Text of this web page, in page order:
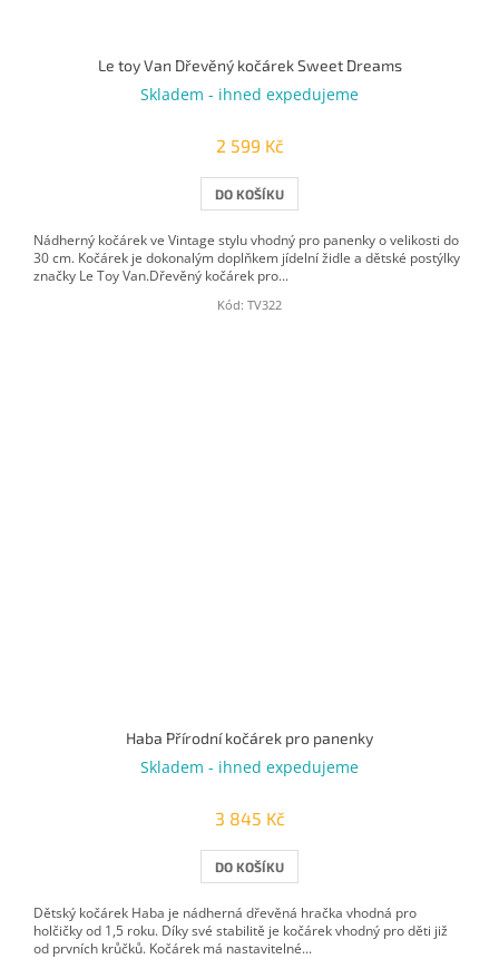
Le toy Van Dřevěný kočárek Sweet Dreams
Skladem - ihned expedujeme
2 599 Kč
DO KOŠÍKU
Nádherný kočárek ve Vintage stylu vhodný pro panenky o velikosti do
30 cm. Kočárek je dokonalým doplňkem jídelní židle a dětské postýlky
značky Le Toy Van.Dřevěný kočárek pro...
Kód: TV322
Haba Přírodní kočárek pro panenky
Skladem - ihned expedujeme
3 845 Kč
DO KOŠÍKU
Dětský kočárek Haba je nádherná dřevěná hračka vhodná pro
holčičky od 1,5 roku. Díky své stabilitě je kočárek vhodný pro děti již
od prvních krůčků. Kočárek má nastavitelné...